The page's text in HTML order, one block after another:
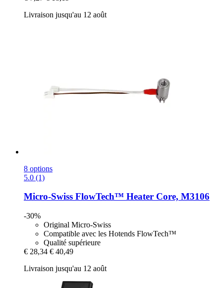
Livraison jusqu'au 12 août
8 options
5.0 (1)
Micro-Swiss FlowTech™ Heater Core, M3106
-30%
Original Micro-Swiss
Compatible avec les Hotends FlowTech™
Qualité supérieure
€ 28,34 € 40,49
Livraison jusqu'au 12 août